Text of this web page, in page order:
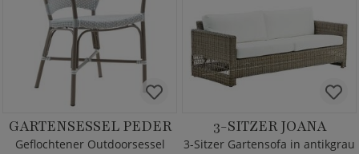
GARTENSESSEL PEDER
Geflochtener Outdoorsessel
3-SITZER JOANA
3-Sitzer Gartensofa in antikgrau